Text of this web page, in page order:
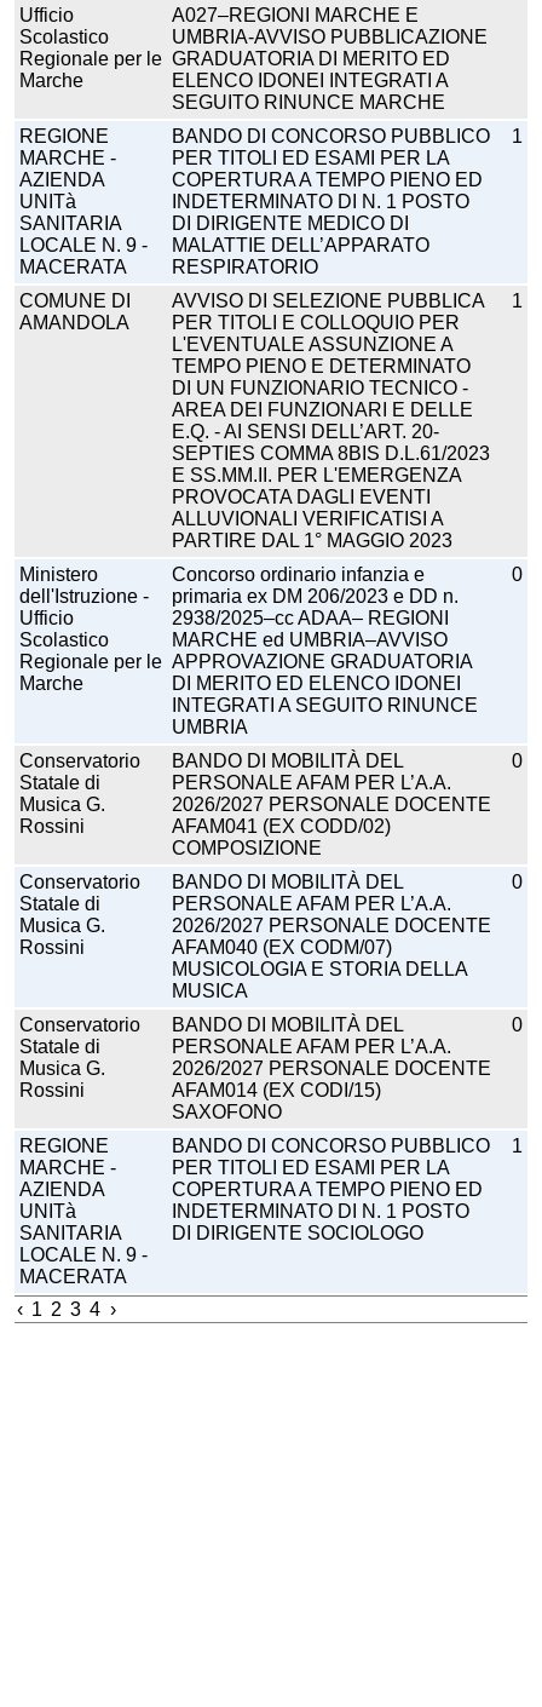
Ufficio
Scolastico
Regionale per le
Marche
A027–REGIONI MARCHE E
UMBRIA-AVVISO PUBBLICAZIONE
GRADUATORIA DI MERITO ED
ELENCO IDONEI INTEGRATI A
SEGUITO RINUNCE MARCHE
REGIONE
MARCHE -
AZIENDA
UNITà
SANITARIA
LOCALE N. 9 -
MACERATA
BANDO DI CONCORSO PUBBLICO
PER TITOLI ED ESAMI PER LA
COPERTURA A TEMPO PIENO ED
INDETERMINATO DI N. 1 POSTO
DI DIRIGENTE MEDICO DI
MALATTIE DELL’APPARATO
RESPIRATORIO
1
COMUNE DI
AMANDOLA
AVVISO DI SELEZIONE PUBBLICA
PER TITOLI E COLLOQUIO PER
L'EVENTUALE ASSUNZIONE A
TEMPO PIENO E DETERMINATO
DI UN FUNZIONARIO TECNICO -
AREA DEI FUNZIONARI E DELLE
E.Q. - AI SENSI DELL’ART. 20-
SEPTIES COMMA 8BIS D.L.61/2023
E SS.MM.II. PER L'EMERGENZA
PROVOCATA DAGLI EVENTI
ALLUVIONALI VERIFICATISI A
PARTIRE DAL 1° MAGGIO 2023
1
Ministero
dell'Istruzione -
Ufficio
Scolastico
Regionale per le
Marche
Concorso ordinario infanzia e
primaria ex DM 206/2023 e DD n.
2938/2025–cc ADAA– REGIONI
MARCHE ed UMBRIA–AVVISO
APPROVAZIONE GRADUATORIA
DI MERITO ED ELENCO IDONEI
INTEGRATI A SEGUITO RINUNCE
UMBRIA
0
Conservatorio
Statale di
Musica G.
Rossini
BANDO DI MOBILITÀ DEL
PERSONALE AFAM PER L’A.A.
2026/2027 PERSONALE DOCENTE
AFAM041 (EX CODD/02)
COMPOSIZIONE
0
Conservatorio
Statale di
Musica G.
Rossini
BANDO DI MOBILITÀ DEL
PERSONALE AFAM PER L’A.A.
2026/2027 PERSONALE DOCENTE
AFAM040 (EX CODM/07)
MUSICOLOGIA E STORIA DELLA
MUSICA
0
Conservatorio
Statale di
Musica G.
Rossini
BANDO DI MOBILITÀ DEL
PERSONALE AFAM PER L’A.A.
2026/2027 PERSONALE DOCENTE
AFAM014 (EX CODI/15)
SAXOFONO
0
REGIONE
MARCHE -
AZIENDA
UNITà
SANITARIA
LOCALE N. 9 -
MACERATA
BANDO DI CONCORSO PUBBLICO
PER TITOLI ED ESAMI PER LA
COPERTURA A TEMPO PIENO ED
INDETERMINATO DI N. 1 POSTO
DI DIRIGENTE SOCIOLOGO
1
‹ 1 2 3 4 ›